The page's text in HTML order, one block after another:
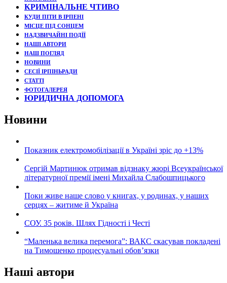
КРИМІНАЛЬНЕ ЧТИВО
КУДИ ПІТИ В ІРПЕНІ
МІСЦЕ ПІД СОНЦЕМ
НАДЗВИЧАЙНІ ПОДЇЇ
НАШІ АВТОРИ
НАШ ПОГЛЯД
НОВИНИ
СЕСІЇ ІРПІНЬРАДИ
СТАТТІ
ФОТОГАЛЕРЕЯ
ЮРИДИЧНА ДОПОМОГА
Новини
Показник електромобілізації в Україні зріс до +13%
Сергій Мартинюк отримав відзнаку жюрі Всеукраїнської
літературної премії імені Михайла Слабошпицького
Поки живе наше слово у книгах, у родинах, у наших
серцях – житиме й Україна
СОУ. 35 років. Шлях Гідності і Честі
“Маленька велика перемога”: ВАКС скасував покладені
на Тимошенко процесуальні обов’язки
Наші автори